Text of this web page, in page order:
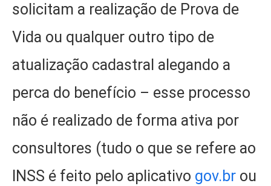
solicitam a realização de Prova de
Vida ou qualquer outro tipo de
atualização cadastral alegando a
perca do benefício – esse processo
não é realizado de forma ativa por
consultores (tudo o que se refere ao
INSS é feito pelo aplicativo gov.br ou